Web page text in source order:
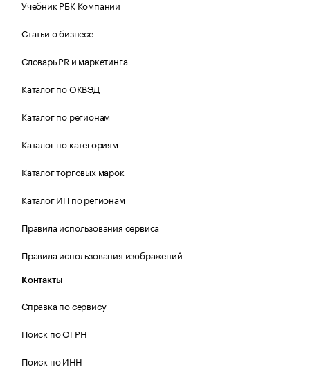
Учебник РБК Компании
Статьи о бизнесе
Словарь PR и маркетинга
Каталог по ОКВЭД
Каталог по регионам
Каталог по категориям
Каталог торговых марок
Каталог ИП по регионам
Правила использования сервиса
Правила использования изображений
Контакты
Справка по сервису
Поиск по ОГРН
Поиск по ИНН